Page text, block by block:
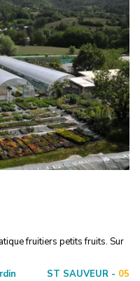
fruitiers petits fruits. Sur
ST SAUVEUR - 05